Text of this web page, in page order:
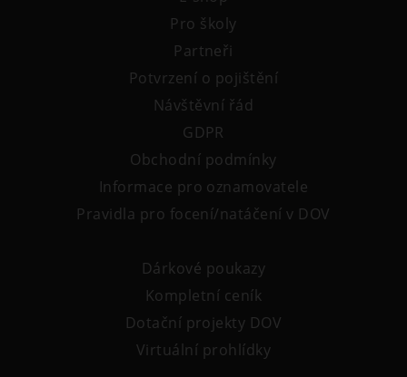
Pro školy
Partneři
Potvrzení o pojištění
Návštěvní řád
GDPR
Obchodní podmínky
Informace pro oznamovatele
Pravidla pro focení/natáčení v DOV
Dárkové poukazy
Kompletní ceník
Dotační projekty DOV
Virtuální prohlídky